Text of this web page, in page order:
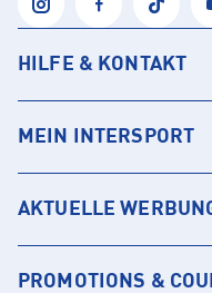
HILFE & KONTAKT
MEIN INTERSPORT
AKTUELLE
PROMOTIONS &